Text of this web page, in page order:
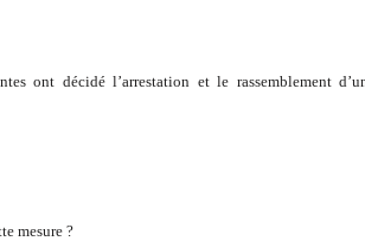
ont décidé l’arrestation et le rassemblement
mesure ?